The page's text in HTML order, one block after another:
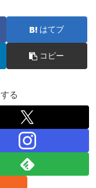
はてブ
コピー
る